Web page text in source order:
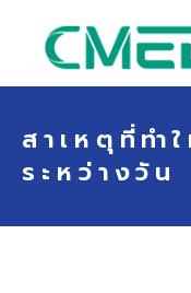
สาเหตุที่ทำ
ระหว่างวัน